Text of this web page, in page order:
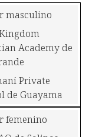
masculino
Academy de
Private
de Guayama
femenino